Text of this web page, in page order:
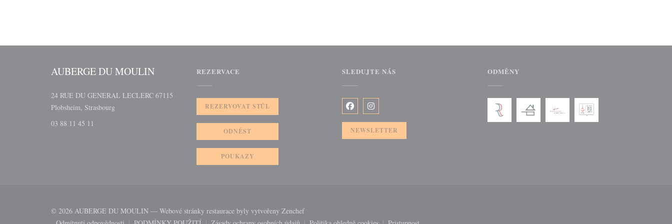
AUBERGE DU MOULIN
24 RUE DU GENERAL LECLERC 67115
Plobsheim, Strasbourg((otevře se v novém okně))
03 88 11 45 11
REZERVACE
REZERVOVAT STŮL
ODNÉST
POUKAZY
SLEDUJTE NÁS
Facebook ((otevře se v novém okně))
Instagram ((otevře se v novém okně))
NEWSLETTER
ODMĚNY
© 2026 AUBERGE DU MOULIN — Webové stránky restaurace byly vytvořeny Zenchef((otevře se v novém okně))